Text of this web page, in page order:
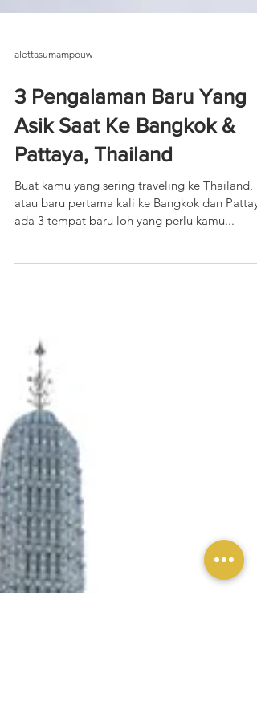
alettasumampouw
3 Pengalaman Baru Yang
Asik Saat Ke Bangkok &
Pattaya, Thailand
Buat kamu yang sering traveling ke Thailand,